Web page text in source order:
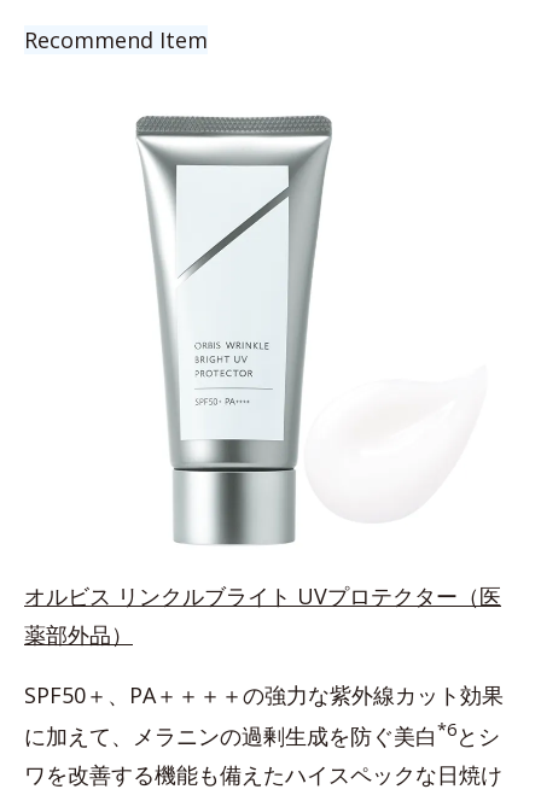
Recommend Item
オルビス リンクルブライト UVプロテクター（医
薬部外品）
SPF50＋、PA＋＋＋＋の強力な紫外線カット効果
に加えて、メラニンの過剰生成を防ぐ美白*6とシ
ワを改善する機能も備えたハイスペックな日焼け